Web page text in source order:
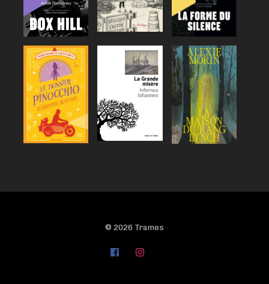
© 2026 Trames